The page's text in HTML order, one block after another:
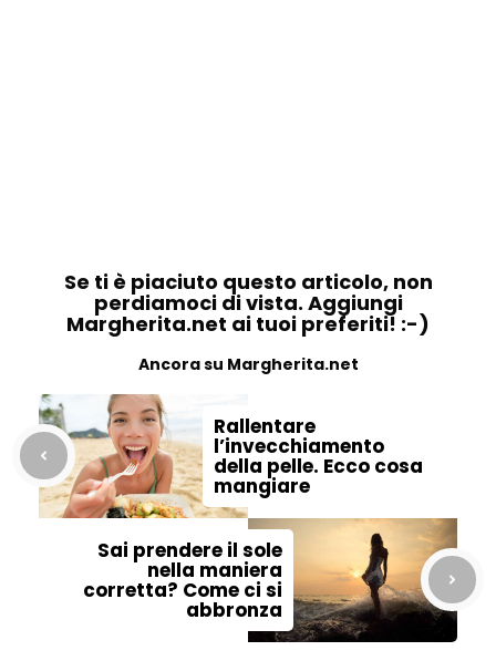
Se ti è piaciuto questo articolo, non
perdiamoci di vista. Aggiungi
Margherita.net ai tuoi preferiti! :-)
Ancora su Margherita.net
Rallentare
l’invecchiamento
della pelle. Ecco cosa
mangiare
Sai prendere il sole
nella maniera
corretta? Come ci si
abbronza